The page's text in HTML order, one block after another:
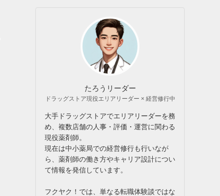
たろうリーダー
ドラッグストア現役エリアリーダー × 経営修行中
大手ドラッグストアでエリアリーダーを務
め、複数店舗の人事・評価・運営に関わる
現役薬剤師。
現在は中小薬局での経営修行も行いなが
ら、薬剤師の働き方やキャリア設計につい
て情報を発信しています。
フクヤク！では、単なる転職体験談ではな